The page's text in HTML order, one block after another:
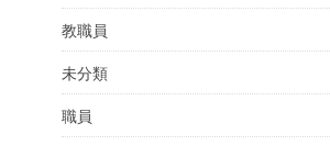
教職員
未分類
職員